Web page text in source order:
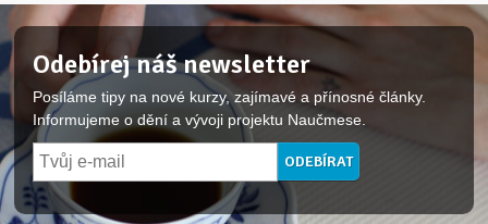
Odebírej náš newsletter
Posíláme tipy na nové kurzy, zajímavé a přínosné články.
Informujeme o dění a vývoji projektu Naučmese.